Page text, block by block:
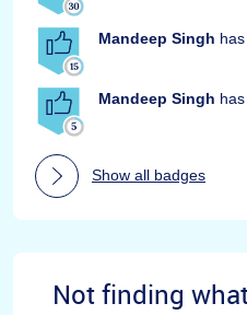
Mandeep Singh
Mandeep Singh
Show all badges
Not finding